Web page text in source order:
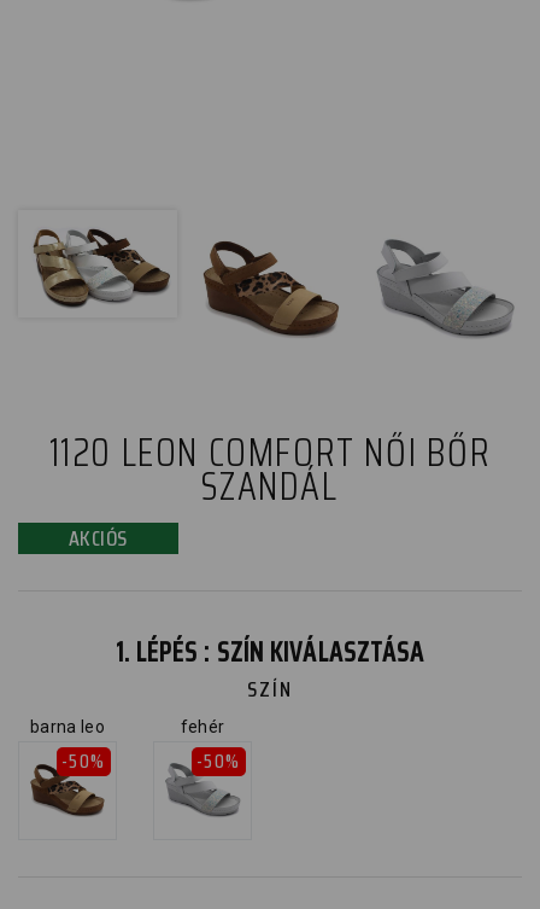
1120 LEON COMFORT NŐI BŐR
SZANDÁL
AKCIÓS
1. LÉPÉS : SZÍN KIVÁLASZTÁSA
SZÍN
barna leo
-50%
fehér
-50%